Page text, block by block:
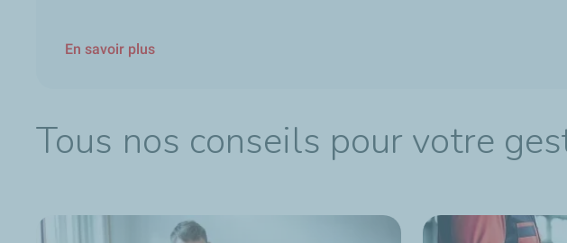
En savoir plus
Tous nos conseils pour votre